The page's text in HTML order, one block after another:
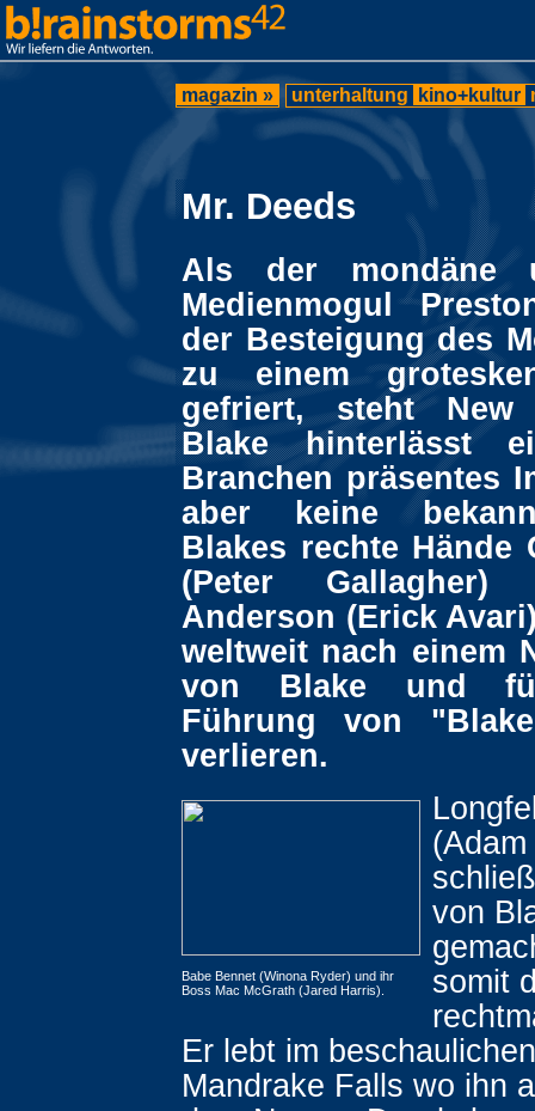
magazin » unterhaltung kino+kultur
Mr. Deeds
Als der mondäne
Medienmogul
der Besteigung des
zu einem
gefriert, steht
Blake hinterlässt
Branchen präsentes
aber keine
Blakes rechte Hände
(Peter
Anderson (Erick
weltweit nach einem
von Blake und
Führung von
verlieren.
Babe Bennet (Winona Ryder) und ihr
Boss Mac McGrath (Jared Harris).
von
somit
Er lebt im
Mandrake Falls wo ihn